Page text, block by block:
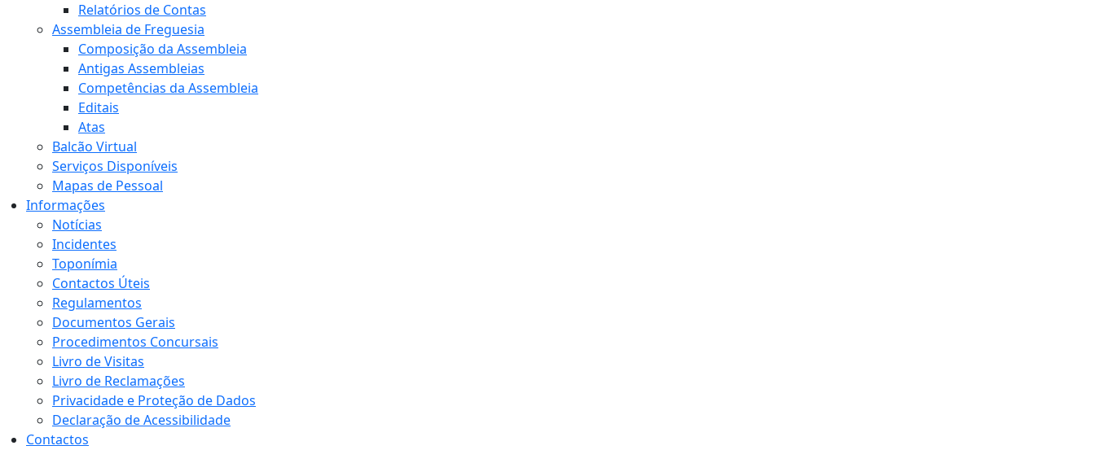
Relatórios de Contas
Assembleia de Freguesia
Composição da Assembleia
Antigas Assembleias
Competências da Assembleia
Editais
Atas
Balcão Virtual
Serviços Disponíveis
Mapas de Pessoal
Informações
Notícias
Incidentes
Toponímia
Contactos Úteis
Regulamentos
Documentos Gerais
Procedimentos Concursais
Livro de Visitas
Livro de Reclamações
Privacidade e Proteção de Dados
Declaração de Acessibilidade
Contactos